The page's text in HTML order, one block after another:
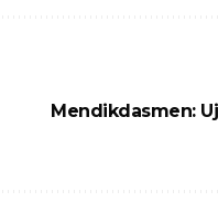
Mendikdasmen: